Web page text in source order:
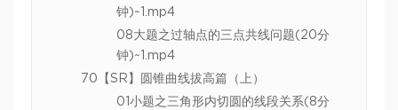
钟)~1.mp4
08大题之过轴点的三点共线问题(20分
钟)~1.mp4
70【SR】圆锥曲线拔高篇（上）
01小题之三角形内切圆的线段关系(8分